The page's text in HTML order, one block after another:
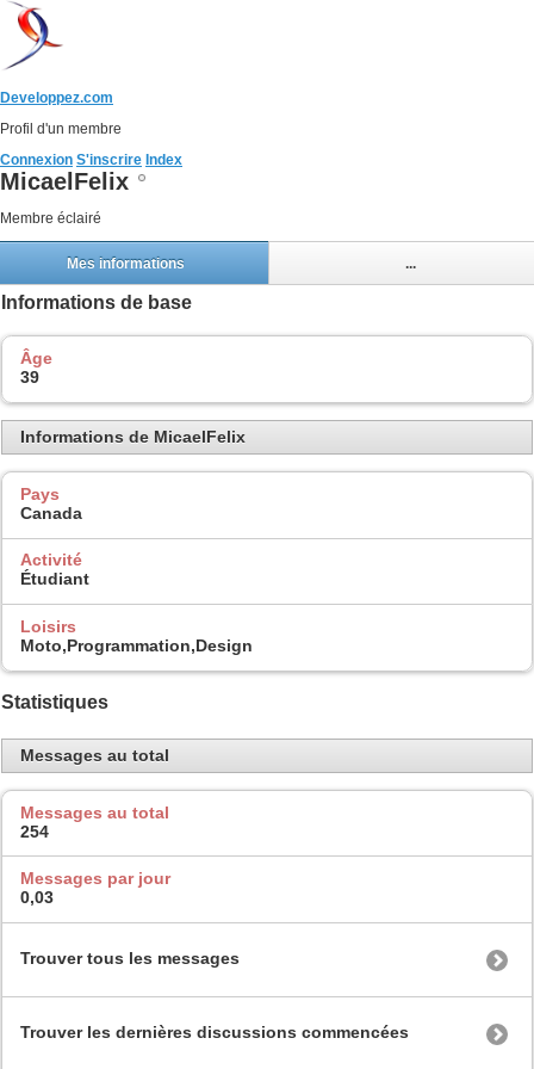
Developpez.com
Profil d'un membre
Connexion S'inscrire Index
MicaelFelix
Membre éclairé
Mes informations ...
Informations de base
Âge
39
Informations de MicaelFelix
Pays
Canada
Activité
Étudiant
Loisirs
Moto,Programmation,Design
Statistiques
Messages au total
Messages au total
254
Messages par jour
0,03
Trouver tous les messages
Trouver les dernières discussions commencées